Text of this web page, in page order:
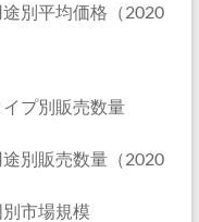
別平均価格（2020
プ別販売数量
別販売数量（2020
市場規模